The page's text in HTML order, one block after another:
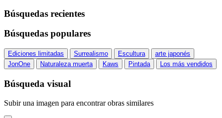
Búsquedas recientes
Búsquedas populares
Ediciones limitadas Surrealismo Escultura
arte japonés
JonOne
Naturaleza muerta Kaws Pintada Los más vendidos
Búsqueda visual
Subir una imagen para encontrar obras similares